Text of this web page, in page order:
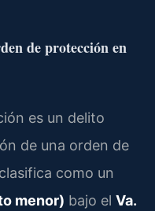
de protección en
es un delito
de una orden de
como un
menor) bajo el Va.